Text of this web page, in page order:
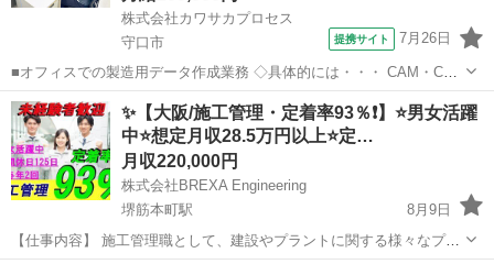
株式会社カワサカプロセス
守口市
提携サイト 7月26日
■オフィスでの製造用データ作成業務 ◇具体的には・・・ CAM・CAD
オペレーターとして 電機関係の基板データに関してPCを活用して読み
取り、 編集する作業をお任せします。 PCを用いてミクロの世界の作
業をおこなうので、 ...
大阪 守口市 CAD
✨【大阪/施工管理・定着率93％❗】⭐男女活躍
中⭐想定月収28.5万円以上⭐定…
月収220,000円
株式会社BREXA Engineering
堺筋本町駅
8月9日
【仕事内容】 施工管理職として、建設やプラントに関する様々なプロ
ジェクトにおいて、下記業務に携わっていただきます。 （例：再開発